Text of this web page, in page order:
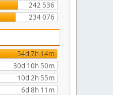
242 536
234 076
54d 7h 14m
30d 10h 50m
10d 2h 55m
6d 8h 11m